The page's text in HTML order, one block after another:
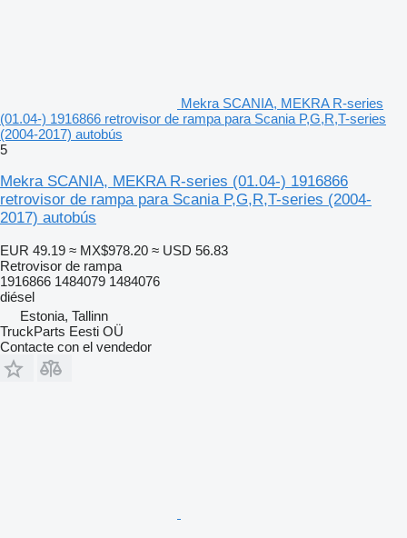
Mekra SCANIA, MEKRA R-series
(01.04-) 1916866 retrovisor de rampa para Scania P,G,R,T-series
(2004-2017) autobús
5
Mekra SCANIA, MEKRA R-series (01.04-) 1916866
retrovisor de rampa para Scania P,G,R,T-series (2004-
2017) autobús
EUR 49.19 ≈ MX$978.20 ≈ USD 56.83
Retrovisor de rampa
1916866 1484079 1484076
diésel
Estonia, Tallinn
TruckParts Eesti OÜ
Contacte con el vendedor